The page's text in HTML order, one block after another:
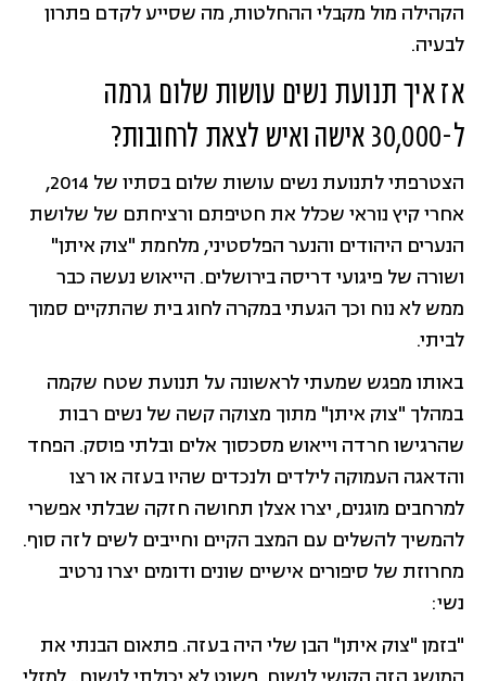
הקהילה מול מקבלי ההחלטות, מה שסייע לקדם פתרון
לבעיה.
אז איך תנועת נשים עושות שלום גרמה
ל-30,000 אישה ואיש לצאת לרחובות?
הצטרפתי לתנועת נשים עושות שלום בסתיו של 2014,
אחרי קיץ נוראי שכלל את חטיפתם ורציחתם של שלושת
הנערים היהודים והנער הפלסטיני, מלחמת "צוק איתן"
ושורה של פיגועי דריסה בירושלים. הייאוש נעשה כבר
ממש לא נוח וכך הגעתי במקרה לחוג בית שהתקיים סמוך
לביתי.
באותו מפגש שמעתי לראשונה על תנועת שטח שקמה
במהלך "צוק איתן" מתוך מצוקה קשה של נשים רבות
שהרגישו חרדה וייאוש מסכסוך אלים ובלתי פוסק. הפחד
והדאגה העמוקה לילדים ולנכדים שהיו בעזה או רצו
למרחבים מוגנים, יצרו אצלן תחושה חזקה שבלתי אפשרי
להמשיך להשלים עם המצב הקיים וחייבים לשים לזה סוף.
מחרוזת של סיפורים אישיים שונים ודומים יצרו נרטיב
נשי:
"בזמן "צוק איתן" הבן שלי היה בעזה. פתאום הבנתי את